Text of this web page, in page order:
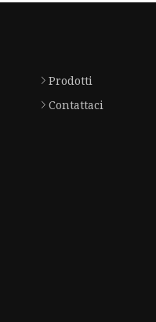
Prodotti
Contattaci